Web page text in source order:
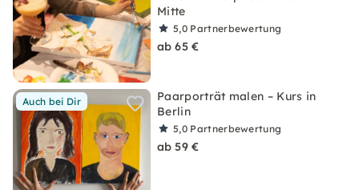
Mitte
5,0 Partnerbewertung
ab 65 €
Auch bei Dir
Paarporträt malen – Kurs in
Berlin
5,0 Partnerbewertung
ab 59 €